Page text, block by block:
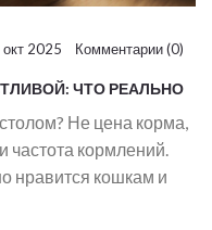
2025 Комментарии (0)
ЧТО РЕАЛЬНО
Не цена корма,
частота кормлений.
нравится кошкам и